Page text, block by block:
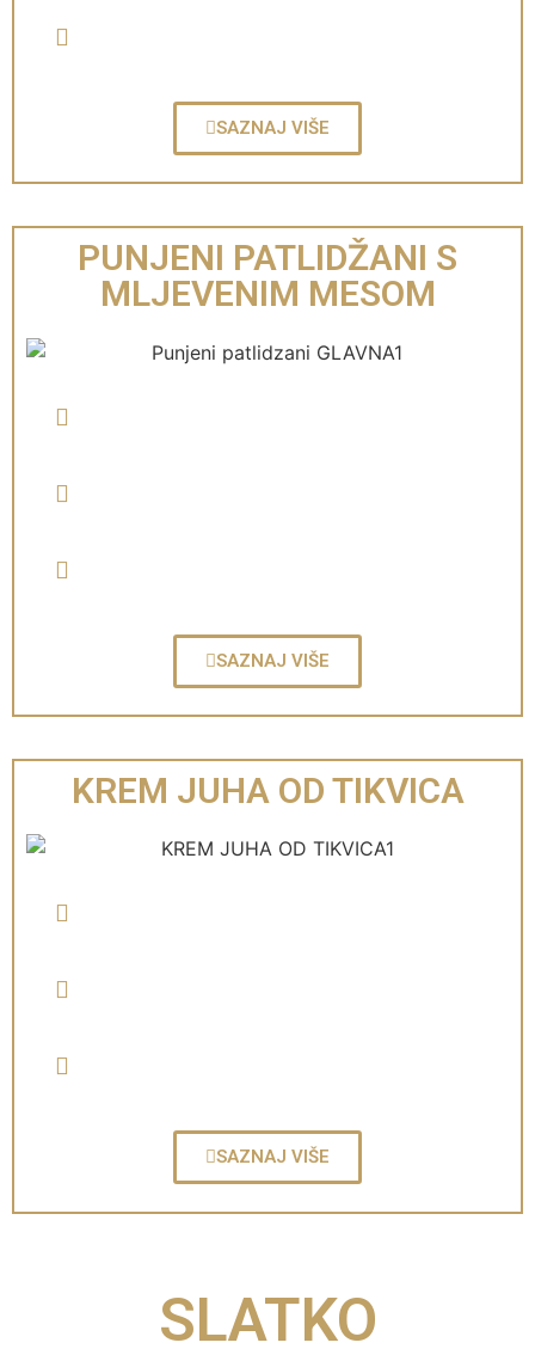
SAZNAJ VIŠE
PUNJENI PATLIDŽANI S
MLJEVENIM MESOM
SAZNAJ VIŠE
KREM JUHA OD TIKVICA
SAZNAJ VIŠE
SLATKO